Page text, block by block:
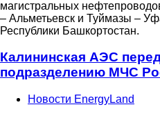
магистральных
– Альметьевск и Туймазы –
Республики Башкортостан.
Калининская АЭС
подразделению МЧС
Новости EnergyLand